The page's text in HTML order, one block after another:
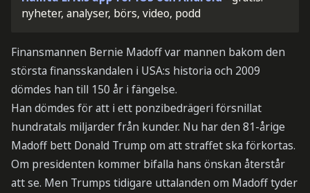
nyheter, analyser, börs, video, podd
Finansmannen Bernie Madoff var mannen bakom den
största finansskandalen i USA:s historia och 2009
dömdes han till 150 år i fängelse.
Han dömdes för att i ett ponzibedrägeri försnillat
hundratals miljarder från kunder. Nu har den 81-årige
Madoff bett Donald Trump om att straffet ska förkortas.
Om presidenten kommer bifalla hans önskan återstår
att se. Men Trumps tidigare uttalanden om Madoff tyder